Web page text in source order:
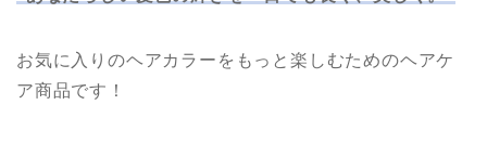
お気に入りのヘアカラーをもっと楽しむためのヘアケ
ア商品です！